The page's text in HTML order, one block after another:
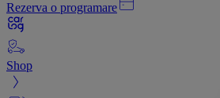
Rezerva o programare
Shop